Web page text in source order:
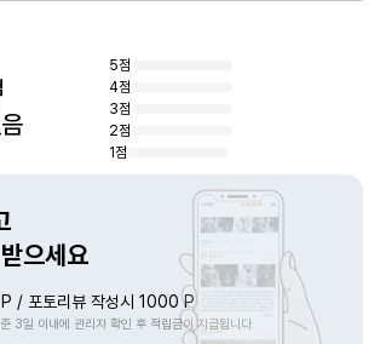
5점
4점
3점
2점
1점
으세요
/ 포토리뷰 작성시 1000 P
3일 이내에 관리자 확인 후 적립금이 지급됩니다